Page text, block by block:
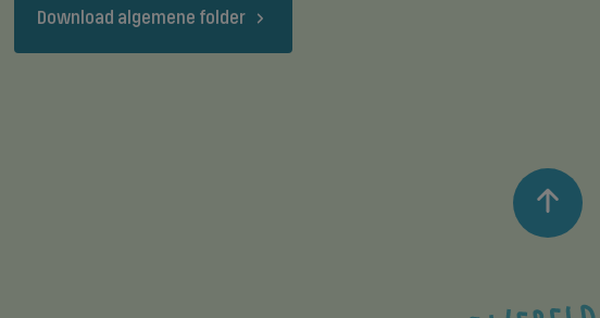
Download algemene folder